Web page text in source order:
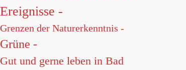
Ereignisse -
Grenzen der Naturerkenntnis -
Grüne -
Gut und gerne leben in Bad